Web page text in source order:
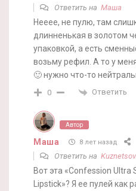
Ответить на Маша
Нееее, не пулю, там
длинненькая в золотом
упаковкой, а есть
возьму рефил. А то у
🙂 нужно что-то
0 Ответить
Автор
Маша 8 лет назад
Ответить на
Вот эта «Confession Ultra
Lipstick»? Я ее пулей